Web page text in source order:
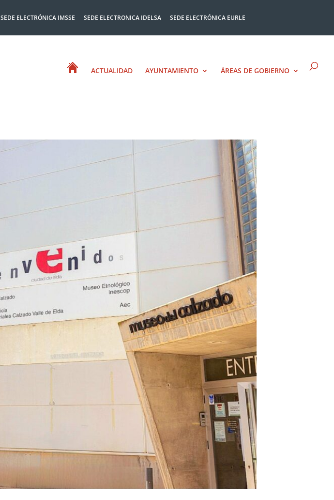
SEDE ELECTRÓNICA IMSSE SEDE ELECTRONICA IDELSA
SEDE ELECTRÓNICA EURLE
ACTUALIDAD AYUNTAMIENTO ÁREAS DE GOBIERNO